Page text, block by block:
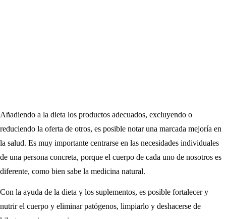
Añadiendo a la dieta los productos adecuados, excluyendo o
reduciendo la oferta de otros, es posible notar una marcada mejoría en
la salud. Es muy importante centrarse en las necesidades individuales
de una persona concreta, porque el cuerpo de cada uno de nosotros es
diferente, como bien sabe la medicina natural.
Con la ayuda de la dieta y los suplementos, es posible fortalecer y
nutrir el cuerpo y eliminar patógenos, limpiarlo y deshacerse de